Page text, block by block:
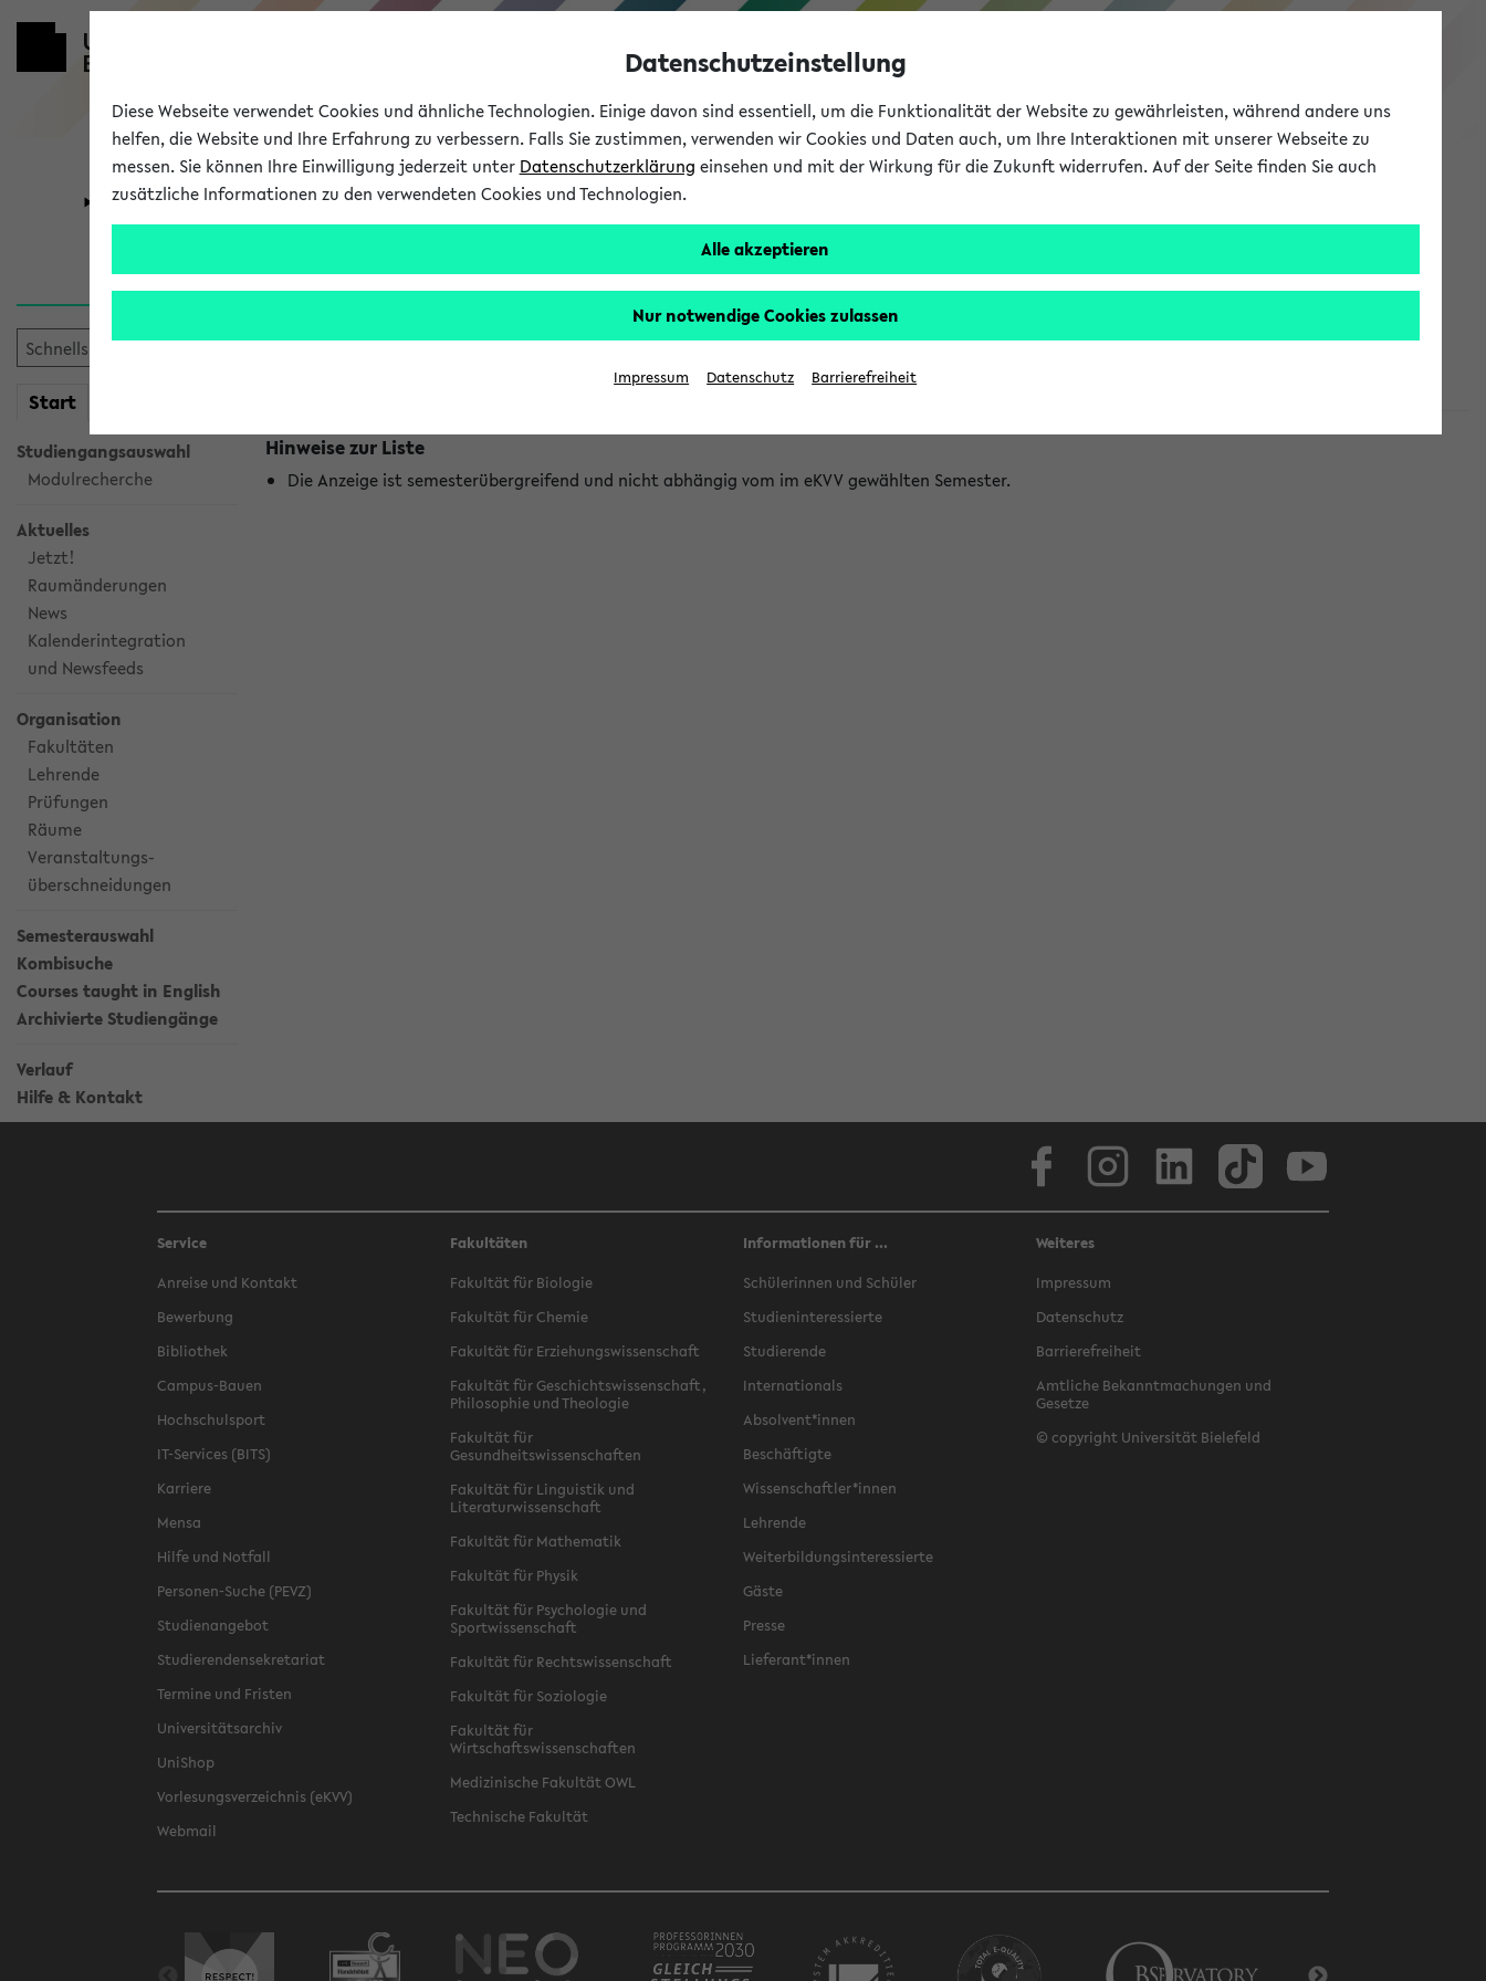
eKVV
Universität Forschung Studium
Start
Studiengangsauswahl
Modulrecherche
Aktuelles
Jetzt!
Raumänderungen
News
Kalenderintegration
und Newsfeeds
Organisation
Fakultäten
Lehrende
Prüfungen
Räume
Veranstaltungs-
überschneidungen
Semesterauswahl
Kombisuche
Courses taught in English
Archivierte Studiengänge
Verlauf
Hilfe & Kontakt
Jetzt und in Kürze stattfindende Veranstaltungen
Hinweise zur Liste
Die Anzeige ist semesterübergreifend und nicht abhängig vom im eKVV gewählten Semester.
Service
Anreise und Kontakt
Bewerbung
Bibliothek
Campus-Bauen
Hochschulsport
IT-Services (BITS)
Karriere
Mensa
Hilfe und Notfall
Personen-Suche (PEVZ)
Studienangebot
Studierendensekretariat
Termine und Fristen
Universitätsarchiv
UniShop
Vorlesungsverzeichnis (eKVV)
Webmail
Fakultäten
Fakultät für Biologie
Fakultät für Chemie
Fakultät für Erziehungswissenschaft
Fakultät für Geschichtswissenschaft,
Philosophie und Theologie
Fakultät für
Gesundheitswissenschaften
Fakultät für Linguistik und
Literaturwissenschaft
Fakultät für Mathematik
Fakultät für Physik
Fakultät für Psychologie und
Sportwissenschaft
Fakultät für Rechtswissenschaft
Fakultät für Soziologie
Fakultät für
Wirtschaftswissenschaften
Medizinische Fakultät OWL
Technische Fakultät
Informationen für ...
Schülerinnen und Schüler
Studieninteressierte
Studierende
Internationals
Absolvent*innen
Beschäftigte
Wissenschaftler*innen
Lehrende
Weiterbildungsinteressierte
Gäste
Presse
Lieferant*innen
Weiteres
Impressum
Datenschutz
Barrierefreiheit
Amtliche Bekanntmachungen und
Gesetze
© copyright Universität Bielefeld
Datenschutzeinstellung
Diese Webseite verwendet Cookies und ähnliche Technologien. Einige davon sind essentiell, um die Funktionalität der Website zu gewährleisten, während andere uns
helfen, die Website und Ihre Erfahrung zu verbessern. Falls Sie zustimmen, verwenden wir Cookies und Daten auch, um Ihre Interaktionen mit unserer Webseite zu
messen. Sie können Ihre Einwilligung jederzeit unter Datenschutzerklärung einsehen und mit der Wirkung für die Zukunft widerrufen. Auf der Seite finden Sie auch
zusätzliche Informationen zu den verwendeten Cookies und Technologien.
Alle akzeptieren
Nur notwendige Cookies zulassen
Impressum Datenschutz Barrierefreiheit